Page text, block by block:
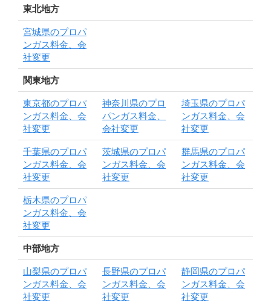
東北地方
宮城県のプロパ
ンガス料金、会
社変更
関東地方
東京都のプロパ
ンガス料金、会
社変更
神奈川県のプロ
パンガス料金、
会社変更
埼玉県のプロパ
ンガス料金、会
社変更
千葉県のプロパ
ンガス料金、会
社変更
茨城県のプロパ
ンガス料金、会
社変更
群馬県のプロパ
ンガス料金、会
社変更
栃木県のプロパ
ンガス料金、会
社変更
中部地方
山梨県のプロパ
ンガス料金、会
社変更
長野県のプロパ
ンガス料金、会
社変更
静岡県のプロパ
ンガス料金、会
社変更